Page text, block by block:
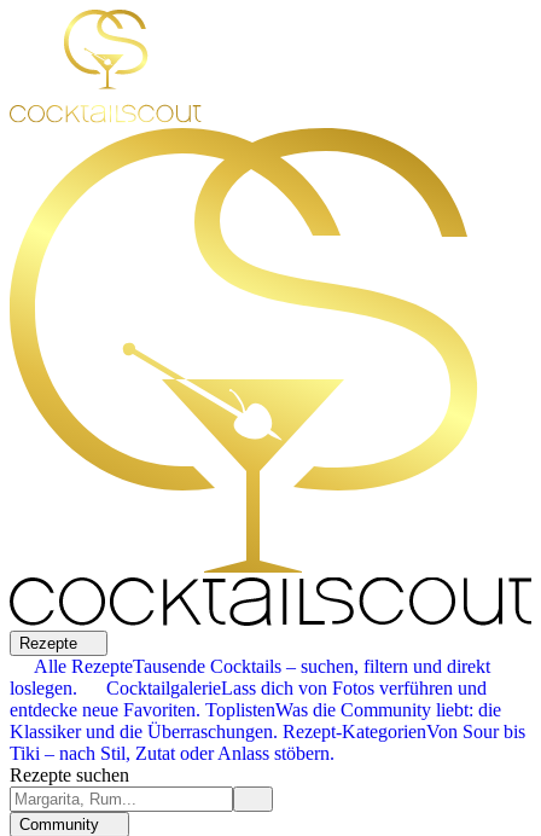
Rezepte
Alle RezepteTausende Cocktails – suchen, filtern und direkt
loslegen.
CocktailgalerieLass dich von Fotos verführen und
entdecke neue Favoriten. ToplistenWas die Community liebt: die
Klassiker und die Überraschungen. Rezept-KategorienVon Sour bis
Tiki – nach Stil, Zutat oder Anlass stöbern.
Rezepte suchen
Community